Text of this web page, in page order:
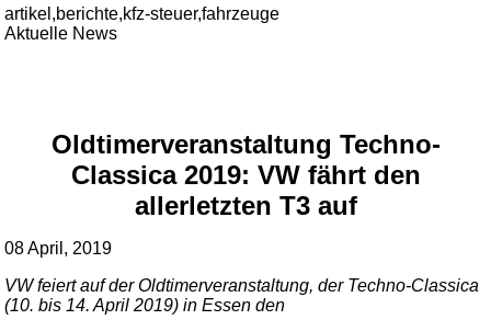
artikel,berichte,kfz-steuer,fahrzeuge
Aktuelle News
Oldtimerveranstaltung Techno-
Classica 2019: VW fährt den
allerletzten T3 auf
08 April, 2019
VW feiert auf der Oldtimerveranstaltung, der Techno-Classica
(10. bis 14. April 2019) in Essen den